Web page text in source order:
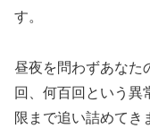
す。
昼夜を問わずあなた
回、何百回という異
限まで追い詰めてき